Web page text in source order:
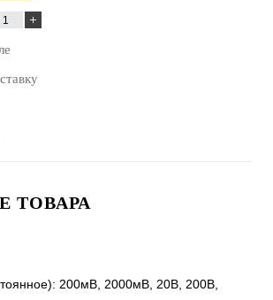
ТОВАРА
200мB, 2000мB, 20B, 200B,